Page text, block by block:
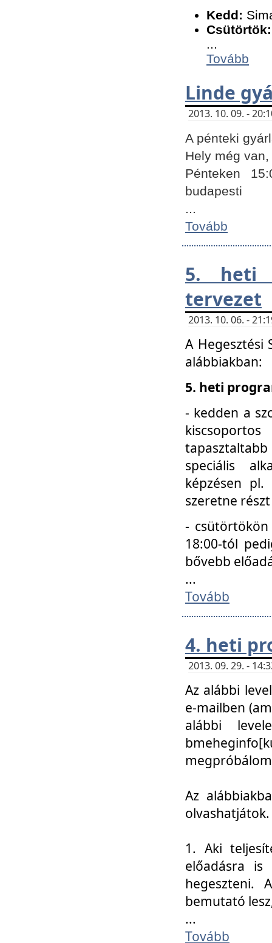
Kedd:
Csütörtök:
...
Tovább
Linde
2013. 10. 09. -
A pénteki
Hely még
Pénteken
budapesti
...
Tovább
5. heti
tervezet
2013. 10. 06. -
A Hegesztési
alábbiakban:
5. heti
- kedden a
speciális
képzésen
szeretne
- csütörtökön
18:00-tól
bővebb
...
Tovább
4. heti
2013. 09. 29. -
Az alábbi
e-mailben
alábbi
Az
olvashatjátok.
1. Aki
előadásra
hegeszteni.
bemutató
...
Tovább